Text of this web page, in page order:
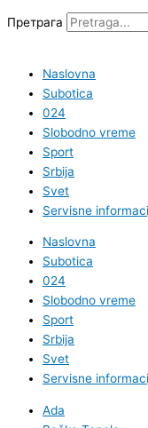
Претрага
Naslovna
Subotica
024
Slobodno vreme
Sport
Srbija
Svet
Servisne
Naslovna
Subotica
024
Slobodno vreme
Sport
Srbija
Svet
Servisne
Ada